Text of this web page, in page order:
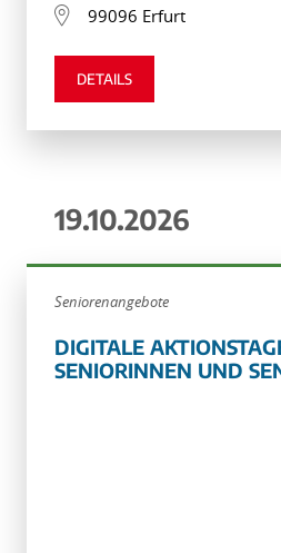
99096 Erfurt
DETAILS
19.10.2026
Seniorenangebote
DIGITALE
SENIORINNEN UND